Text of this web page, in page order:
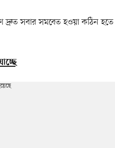
দ্রুত সবার সমবেত হওয়া কঠিন হতে